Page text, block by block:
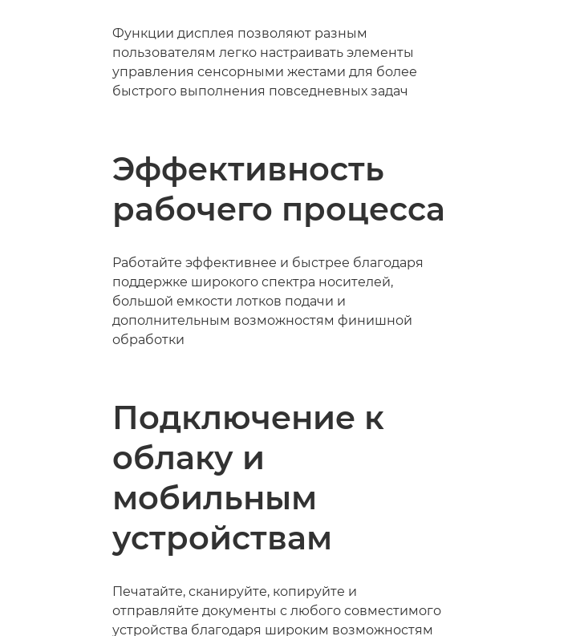
Функции дисплея позволяют разным
пользователям легко настраивать элементы
управления сенсорными жестами для более
быстрого выполнения повседневных задач
Эффективность
рабочего процесса
Работайте эффективнее и быстрее благодаря
поддержке широкого спектра носителей,
большой емкости лотков подачи и
дополнительным возможностям финишной
обработки
Подключение к
облаку и
мобильным
устройствам
Печатайте, сканируйте, копируйте и
отправляйте документы с любого совместимого
устройства благодаря широким возможностям